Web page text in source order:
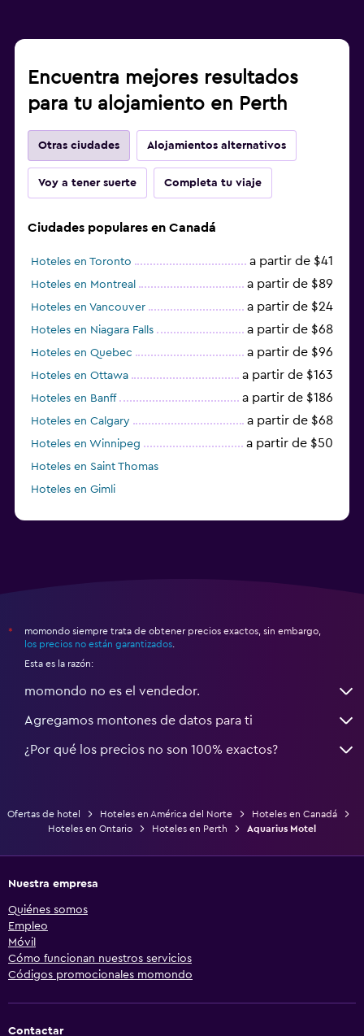
Encuentra mejores resultados
para tu alojamiento en Perth
Otras ciudades Alojamientos alternativos
Voy a tener suerte Completa tu viaje
Ciudades populares en Canadá
Hoteles en Toronto a partir de $41
Hoteles en Montreal a partir de $89
Hoteles en Vancouver a partir de $24
Hoteles en Niagara Falls a partir de $68
Hoteles en Quebec a partir de $96
Hoteles en Ottawa a partir de $163
Hoteles en Banff a partir de $186
Hoteles en Calgary a partir de $68
Hoteles en Winnipeg a partir de $50
Hoteles en Saint Thomas
Hoteles en Gimli
*
momondo siempre trata de obtener precios exactos, sin embargo,
los precios no están garantizados
Esta es la razón:
momondo no es el vendedor.
Agregamos montones de datos para ti
¿Por qué los precios no son 100% exactos?
Ofertas de hotel Hoteles en América del Norte
Hoteles en Canadá
Hoteles en Ontario
Hoteles en Perth Aquarius Motel
Nuestra empresa
Quiénes somos
Empleo
Móvil
Cómo funcionan nuestros servicios
Códigos promocionales momondo
Contactar